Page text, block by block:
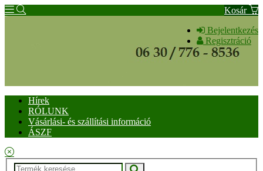
Kosár
Bejelentkezés
Regisztráció
Hírek
RÓLUNK
Vásárlási- és szállítási információ
ÁSZF